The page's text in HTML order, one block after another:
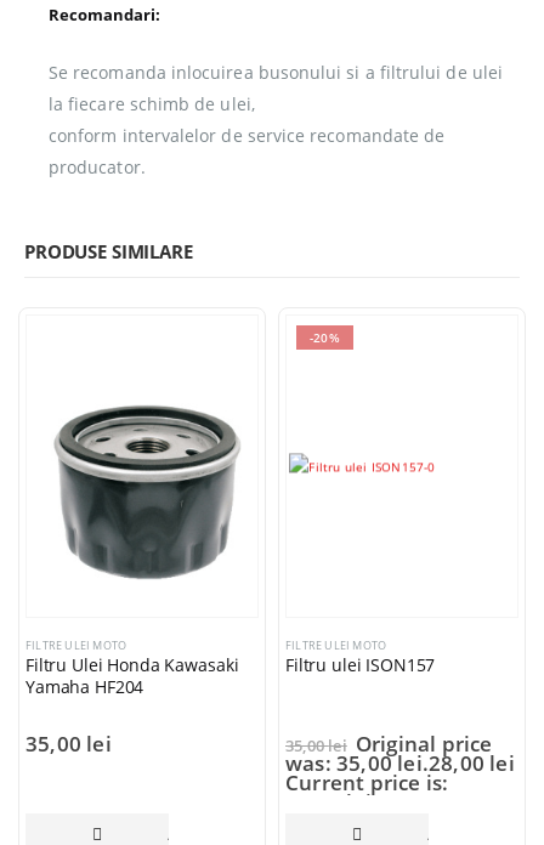
Recomandari:
Se recomanda inlocuirea busonului si a filtrului de ulei
la fiecare schimb de ulei,
conform intervalelor de service recomandate de
producator.
PRODUSE SIMILARE
FILTRE ULEI MOTO
Filtru Ulei Honda Kawasaki
Yamaha HF204
35,00 lei
ADAUGĂ ÎN COȘ
-20%
FILTRE ULEI MOTO
Filtru ulei ISON157
35,00lei Original price
was: 35,00 lei.28,00 lei
Current price is:
28,00 lei.
ADAUGĂ ÎN COȘ